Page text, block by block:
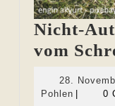
Nicht-
vom
28.
Pohlen Martina
| 0